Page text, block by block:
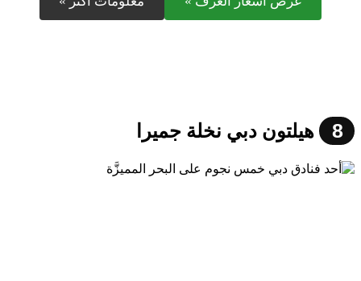
8 هيلتون دبي نخلة جميرا